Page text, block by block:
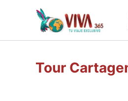
Tour